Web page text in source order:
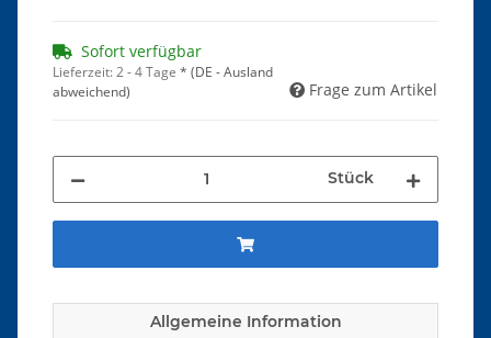
Sofort verfügbar
Lieferzeit:2 - 4 Tage * (DE - Ausland
abweichend)
Frage zum Artikel
Stück
Allgemeine Information